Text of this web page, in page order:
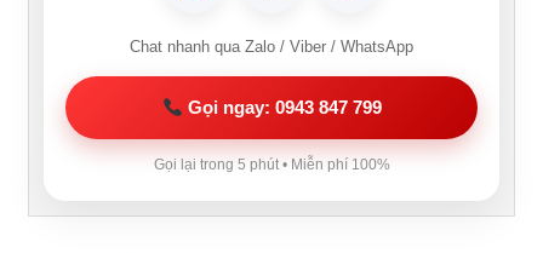
Chat nhanh qua Zalo / Viber / WhatsApp
Gọi ngay: 0943 847 799
Gọi lại trong 5 phút • Miễn phí 100%